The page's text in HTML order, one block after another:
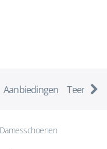
Aanbiedingen
Damesschoenen